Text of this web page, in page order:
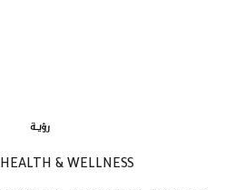
HEALTH & WELLNESS